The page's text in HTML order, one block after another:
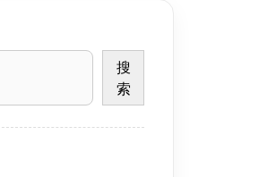
搜
索